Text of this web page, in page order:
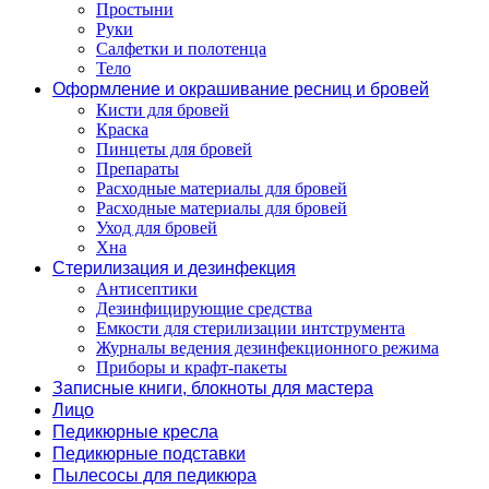
Простыни
Руки
Салфетки и полотенца
Тело
Оформление и окрашивание ресниц и бровей
Кисти для бровей
Краска
Пинцеты для бровей
Препараты
Расходные материалы для бровей
Расходные материалы для бровей
Уход для бровей
Хна
Стерилизация и дезинфекция
Антисептики
Дезинфицирующие средства
Емкости для стерилизации интструмента
Журналы ведения дезинфекционного режима
Приборы и крафт-пакеты
Записные книги, блокноты для мастера
Лицо
Педикюрные кресла
Педикюрные подставки
Пылесосы для педикюра